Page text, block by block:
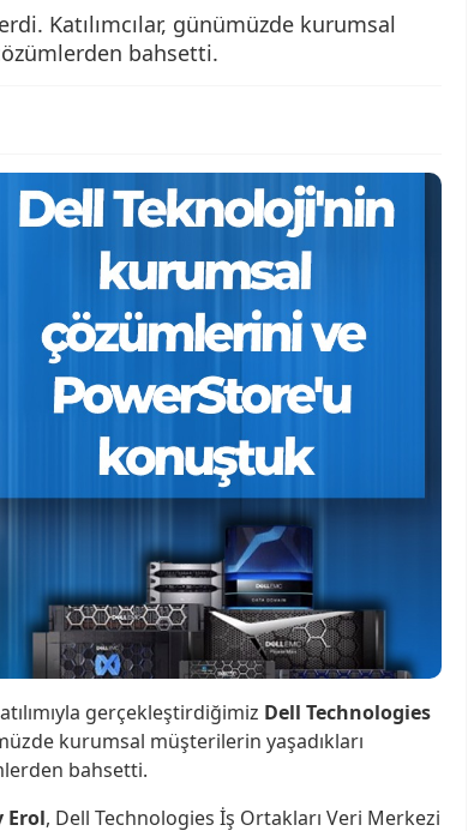
Katılımcılar, günümüzde kurumsal
bahsetti.
gerçekleştirdiğimiz Dell Technologies
kurumsal müşterilerin yaşadıkları
bahsetti.
Erol, Dell Technologies İş Ortakları Veri Merkezi